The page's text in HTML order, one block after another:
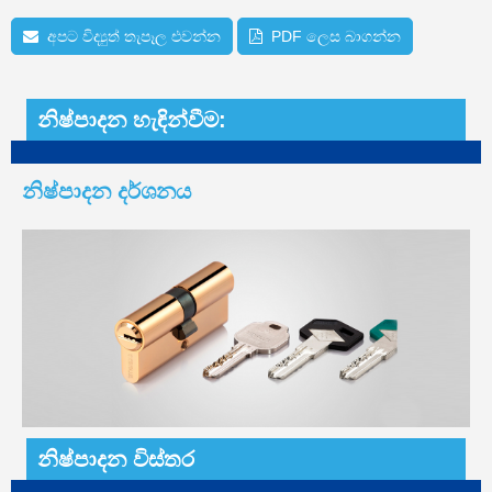
අපට විද්‍යුත් තැපෑල එවන්න PDF ලෙස බාගන්න
නිෂ්පාදන හැඳින්වීම:
නිෂ්පාදන දර්ශනය
නිෂ්පාදන විස්තර